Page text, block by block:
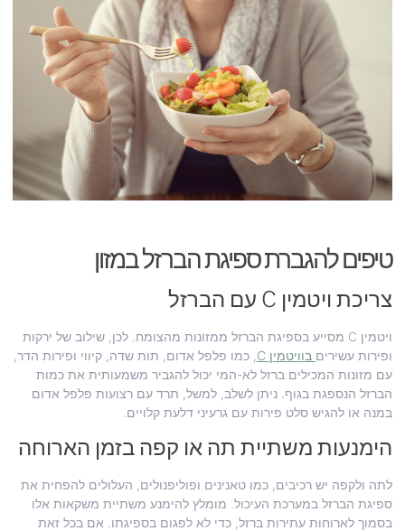
טיפים להגברת ספיגת הברזל במזון
צריכת ויטמין C עם הברזל
ויטמין C מסייע בספיגת הברזל ממזונות מהצומח. לכן, שילוב של ירקות
ופירות עשירים בוויטמין C
, כמו פלפל אדום, תות שדה, קיווי ופירות הדר,
עם מזונות המכילים ברזל לא-המי יכול להגביר משמעותית את כמות
הברזל הנספגת בגוף. ניתן לשלב, למשל, תרד עם רצועות פלפל אדום
במנה או להגיש סלט פירות עם גרעיני דלעת קלויים.
הימנעות משתיית תה או קפה בזמן הארוחה
לתה ולקפה יש רכיבים, כמו טאנינים ופוליפנולים, העלולים להפחית את
ספיגת הברזל במערכת העיכול. מומלץ להימנע משתיית משקאות אלו
בסמוך לארוחות עתירות ברזל, כדי לא לפגום בספיגתו. אם בכל זאת